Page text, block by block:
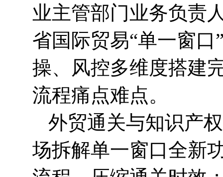
业主管部门业务负责
省国际贸易“单一窗
操、风控多维度搭建
流程痛点难点。
外贸通关与知识产
场拆解单一窗口全新